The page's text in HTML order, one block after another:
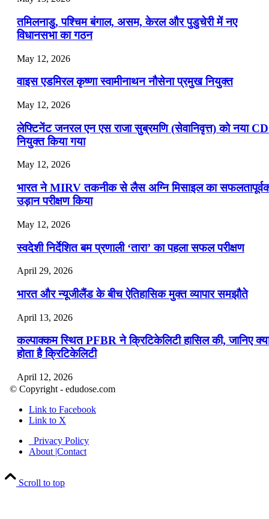
📝 डेली करेंट अफेयर्स: 16-18 जुलाई 2026
तमिलनाडु, पश्चिम बंगाल, असम, केरल और पुडुचेरी में नए
विधानसभा का गठन
May 12, 2026
वाइस एडमिरल कृष्णा स्वामीनाथन नौसेना प्रमुख नियुक्त
May 12, 2026
लेफ्टिनेंट जनरल एन एस राजा सुब्रमणि (सेवानिवृत्त) को नया
नियुक्त किया गया
May 12, 2026
भारत ने MIRV तकनीक से लैस अग्नि मिसाइल का
उड़ान परीक्षण किया
May 12, 2026
स्वदेशी निर्देशित बम प्रणाली ‘तारा’ का पहला सफल परीक्षण
April 29, 2026
भारत और न्यूजीलैंड के बीच ऐतिहासिक मुक्त व्यापार समझौते
April 13, 2026
कल्पाक्कम स्थित PFBR ने क्रिटिकेलिटी हासिल की, जानिए
होता है क्रिटिकेलिटी
April 12, 2026
April 9, 2026
नासा का आर्टेमिस-2 मिशन: मनुष्य एक बार फिर से चंद्रमा के
पहुंचा
April 7, 2026
© Copyright - edudose.com
Link to Facebook
Link to X
Privacy Policy
About |Contact
Scroll to top